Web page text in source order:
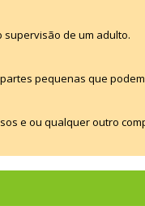
supervisão de um adulto.
pequenas que
e ou qualquer outro